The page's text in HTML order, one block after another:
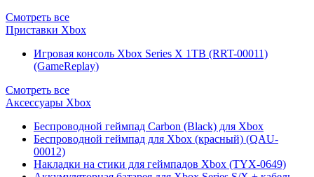
Смотреть все
Приставки Xbox
Игровая консоль Xbox Series X 1TB (RRT-00011)
(GameReplay)
Смотреть все
Аксессуары Xbox
Беспроводной геймпад Carbon (Black) для Xbox
Беспроводной геймпад для Xbox (красный) (QAU-
00012)
Накладки на стики для геймпадов Xbox (TYX-0649)